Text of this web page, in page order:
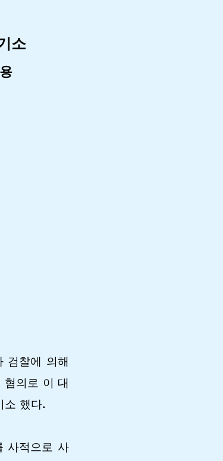
소
검찰에 의해
의로 이 대
소 했다.
사적으로 사